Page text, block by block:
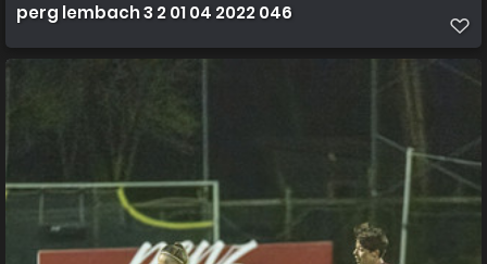
perg lembach 3 2 01 04 2022 046